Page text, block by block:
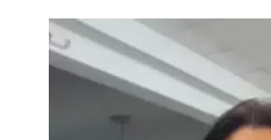
Reproductor
de
vídeo